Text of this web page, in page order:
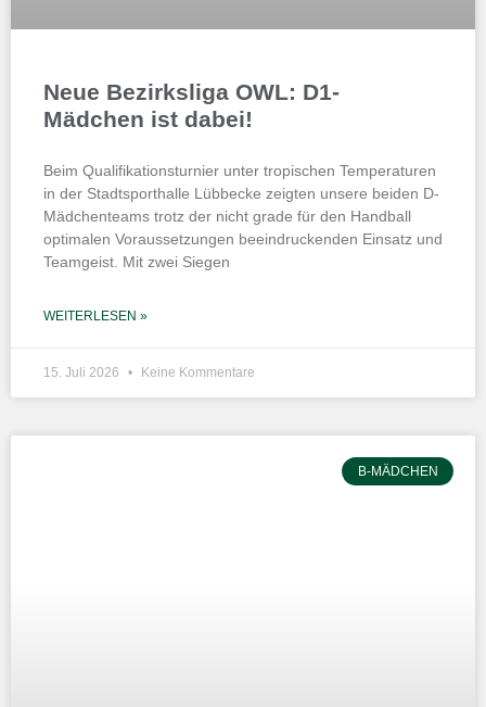
Neue Bezirksliga OWL: D1-
Mädchen ist dabei!
Beim Qualifikationsturnier unter tropischen Temperaturen
in der Stadtsporthalle Lübbecke zeigten unsere beiden D-
Mädchenteams trotz der nicht grade für den Handball
optimalen Voraussetzungen beeindruckenden Einsatz und
Teamgeist. Mit zwei Siegen
WEITERLESEN »
15. Juli 2026 Keine Kommentare
B-MÄDCHEN